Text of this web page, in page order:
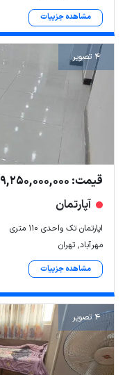
Leaflet | Map data © ariamarz.com
مشاهده جزییات
4 تصویر
قیمت: 19,250,000,000 تومان
آپارتمان
اپارتمان تک واحدی 110 متری
مهرآباد, تهران
مشاهده جزییات
4 تصویر